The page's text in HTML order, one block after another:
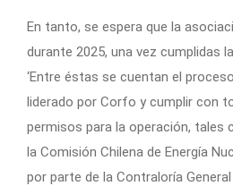
En tanto, se espera que la
durante 2025, una vez cumplidas
‘Entre éstas se cuentan el
liderado por Corfo y cumplir con
permisos para la operación, tales
la Comisión Chilena de Energía
por parte de la Contraloría